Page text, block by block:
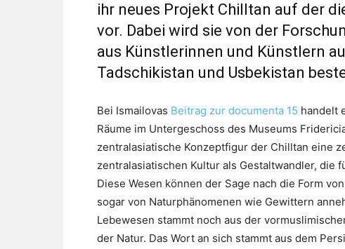
ihr neues Projekt Chilltan auf der
vor. Dabei wird sie von der
aus Künstlerinnen und Künstlern
Tadschikistan und Usbekistan
Bei Ismailovas Beitrag zur documenta 15 handelt
Räume im Untergeschoss des Museums
zentralasiatische Konzeptfigur der Chilltan eine
zentralasiatischen Kultur als Gestaltwandler, die
Diese Wesen können der Sage nach die Form
sogar von Naturphänomenen wie Gewittern
Lebewesen stammt noch aus der
der Natur. Das Wort an sich stammt aus dem